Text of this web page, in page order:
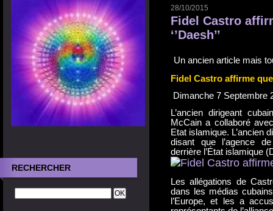
RECHERCHER
28/10/2015
Fidel Castro
‘’Daesh’’
Un ancien article mais
Fidel Castro affirme que
Dimanche 7 Septembre
L’ancien dirigeant
McCain a collaboré
Etat islamique. L’ancien
disant que l’agence
derrière l’État islamique
Les allégations de
dans les médias
l’Europe, et les a